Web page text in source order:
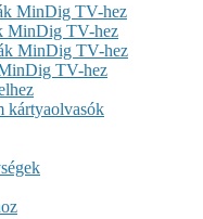
MinDig TV-hez
MinDig TV-hez
MinDig TV-hez
TV-hez
kártyaolvasók